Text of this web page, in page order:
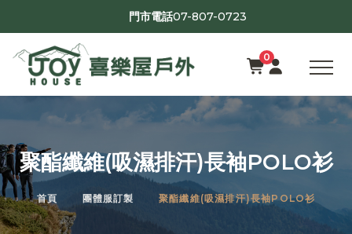
門市電話07-807-0723
0
聚酯纖維(吸濕排汗)長袖POLO衫
首頁 團體服訂製 聚酯纖維(吸濕排汗)長袖POLO衫